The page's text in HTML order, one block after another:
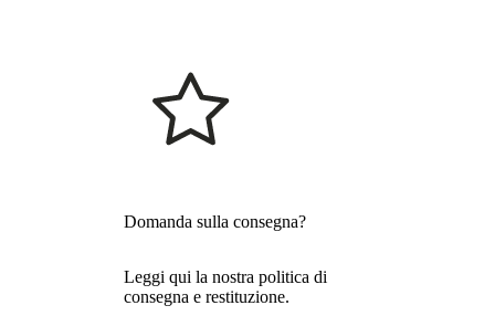
Domanda sulla consegna?
Leggi qui la nostra politica di
consegna e restituzione.